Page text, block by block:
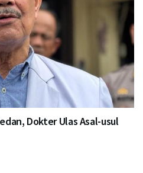
Dokter Ulas Asal-usul